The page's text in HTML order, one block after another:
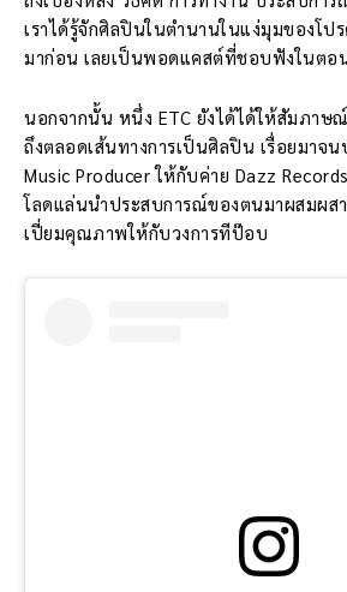
เราได้รู้จักศิลปินในตำนานในแง่มุมของโป
มาก่อน เลยเป็นพอดแคสต์ที่ชอบฟังในตอ
นอกจากนั้น หนึ่ง ETC ยังได้ได้ให้สัมภาษ
ถึงตลอดเส้นทางการเป็นศิลปิน เรื่อยมาจ
Music Producer ให้กับค่าย Dazz
โลดแล่นนำประสบการณ์ของตนมาผสมผส
เปี่ยมคุณภาพให้กับวงการทีป๊อบ